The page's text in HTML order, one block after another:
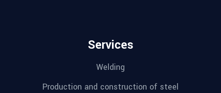
Services
Welding
Production and construction of steel